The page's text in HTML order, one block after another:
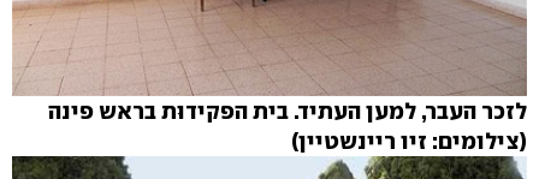
לזכר העבר, למען העתיד. בית הפקידוּת בראש פינה
(צילומים: זיו ריינשטיין)